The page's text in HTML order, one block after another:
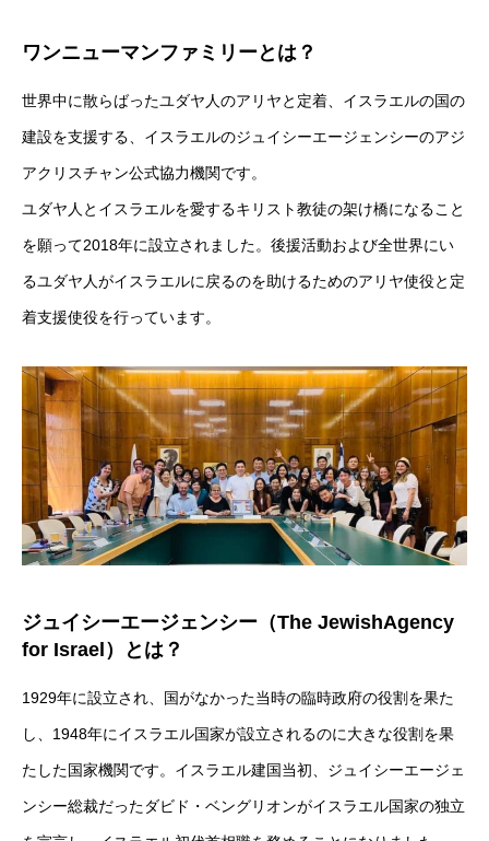
ワンニューマンファミリーとは？
世界中に散らばったユダヤ人のアリヤと定着、イスラエルの国の
建設を支援する、イスラエルのジュイシーエージェンシーのアジ
アクリスチャン公式協力機関です。
ユダヤ人とイスラエルを愛するキリスト教徒の架け橋になること
を願って2018年に設立されました。後援活動および全世界にい
るユダヤ人がイスラエルに戻るのを助けるためのアリヤ使役と定
着支援使役を行っています。
ジュイシーエージェンシー（The JewishAgency
for Israel）とは？
1929年に設立され、国がなかった当時の臨時政府の役割を果た
し、1948年にイスラエル国家が設立されるのに大きな役割を果
たした国家機関です。イスラエル建国当初、ジュイシーエージェ
ンシー総裁だったダビド・ベングリオンがイスラエル国家の独立